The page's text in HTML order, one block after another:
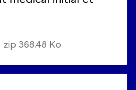
zip 368.48 Ko